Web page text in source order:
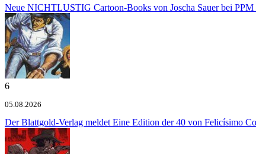
Neue NICHTLUSTIG Cartoon-Books von Joscha Sauer bei PPM
6
05.08.2026
Der Blattgold-Verlag meldet Eine Edition der 40 von Felicísimo